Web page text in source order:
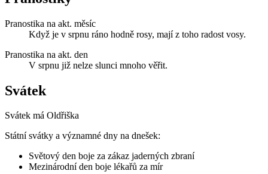
Pranostika na akt. měsíc
Když je v srpnu ráno hodně rosy, mají z toho radost vosy.
Pranostika na akt. den
V srpnu již nelze slunci mnoho věřit.
Svátek
Svátek má Oldřiška
Státní svátky a významné dny na dnešek:
Světový den boje za zákaz jaderných zbraní
Mezinárodní den boje lékařů za mír